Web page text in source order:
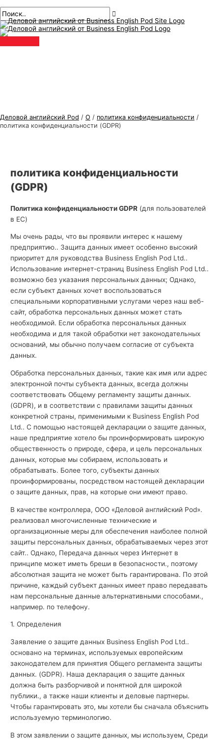
к
содержанию
меню
Деловой английский Pod / О / политика конфиденциальности /
политика конфиденциальности (GDPR)
политика конфиденциальности
(GDPR)
Политика конфиденциальности GDPR (для пользователей
в ЕС)
Мы очень рады, что вы проявили интерес к нашему
предприятию.. Защита данных имеет особенно высокий
приоритет для руководства Business English Pod Ltd..
Использование интернет-страниц Business English Pod Ltd..
возможно без указания персональных данных; Однако,
если субъект данных хочет воспользоваться
специальными корпоративными услугами через наш веб-
сайт, обработка персональных данных может стать
необходимой. Если обработка персональных данных
необходима и для такой обработки нет законодательных
оснований, мы обычно получаем согласие от субъекта
данных.
Обработка персональных данных, такие как имя или адрес
электронной почты субъекта данных, всегда должны
соответствовать Общему регламенту защиты данных.
(GDPR), и в соответствии с правилами защиты данных
конкретной страны, применимыми к Business English Pod
Ltd.. С помощью настоящей декларации о защите данных,
наше предприятие хотело бы проинформировать широкую
общественность о природе, сфера, и цель персональных
данных, которые мы собираем, использовать и
обрабатывать. Более того, субъекты данных
проинформированы, посредством настоящей декларации
о защите данных, прав, на которые они имеют право.
В качестве контроллера, ООО «Деловой английский Pod».
реализовал многочисленные технические и
организационные меры для обеспечения наиболее полной
защиты персональных данных, обрабатываемых через этот
сайт.. Однако, Передача данных через Интернет в
принципе может иметь бреши в безопасности., поэтому
абсолютная защита не может быть гарантирована. По этой
причине, каждый субъект данных имеет право передавать
нам персональные данные альтернативными способами.,
например. по телефону.
1. Определения
Заявление о защите данных Business English Pod Ltd..
основано на терминах, используемых европейским
законодателем для принятия Общего регламента защиты
данных. (GDPR). Наша декларация о защите данных
должна быть разборчивой и понятной для широкой
публики., а также наши клиенты и деловые партнеры.
Чтобы гарантировать это, мы хотели бы сначала объяснить
используемую терминологию.
В этом заявлении о защите данных, мы используем, Среди
Т
е
м
ы
о
н
г
л
и
с
к
о
г
И
с
к
а